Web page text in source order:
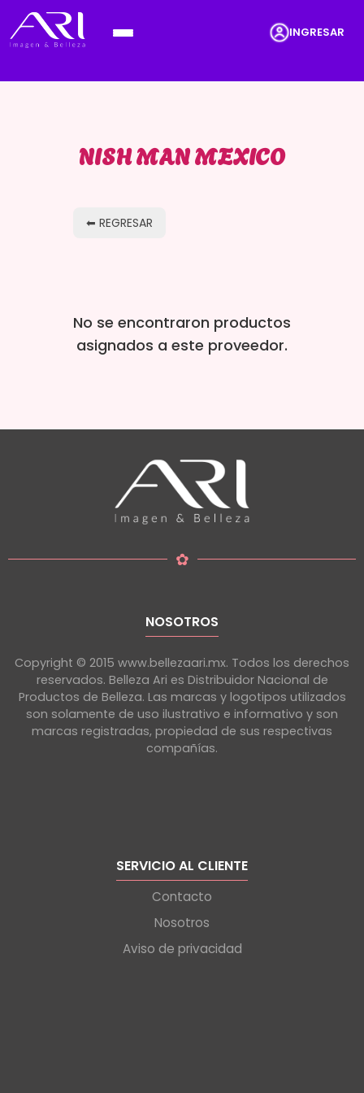
INGRESAR
NISH MAN MEXICO
⬅ REGRESAR
No se encontraron productos
asignados a este proveedor.
✿
NOSOTROS
Copyright © 2015 www.bellezaari.mx. Todos los derechos
reservados. Belleza Ari es Distribuidor Nacional de
Productos de Belleza. Las marcas y logotipos utilizados
son solamente de uso ilustrativo e informativo y son
marcas registradas, propiedad de sus respectivas
compañías.
SERVICIO AL CLIENTE
Contacto
Nosotros
Aviso de privacidad